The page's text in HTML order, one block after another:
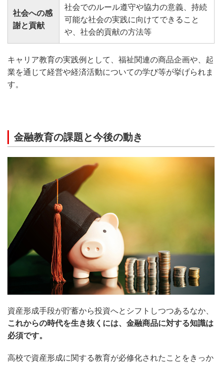
社会への感
謝と貢献
社会でのルール遵守や協力の意義、持続
可能な社会の実践に向けてできること
や、社会的貢献の方法等
キャリア教育の実践例として、福祉関連の商品企画や、起
業を通じて経営や経済活動についての学び等が挙げられま
す。
金融教育の課題と今後の動き
資産形成手段が貯蓄から投資へとシフトしつつあるなか、
これからの時代を生き抜くには、金融商品に対する知識は
必須です。
高校で資産形成に関する教育が必修化されたことをきっか